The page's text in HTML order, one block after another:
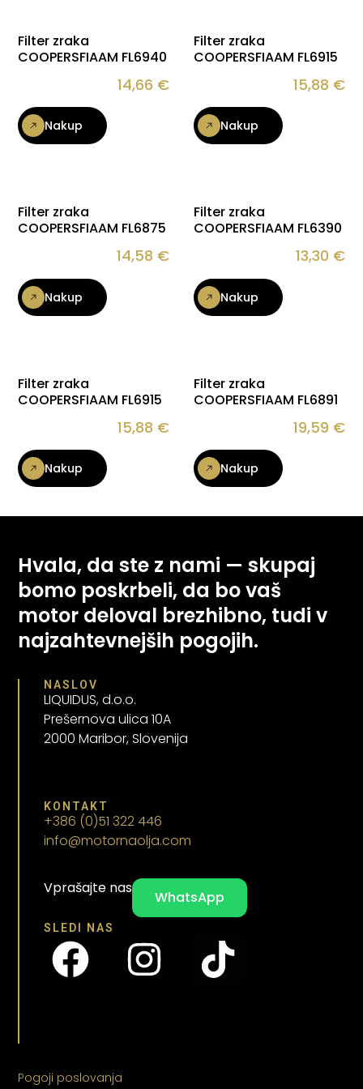
Filter zraka
COOPERSFIAAM FL6940
14,66 €
Nakup
Filter zraka
COOPERSFIAAM FL6915
15,88 €
Nakup
Filter zraka
COOPERSFIAAM FL6875
14,58 €
Nakup
Filter zraka
COOPERSFIAAM FL6390
13,30 €
Nakup
Filter zraka
COOPERSFIAAM FL6915
15,88 €
Nakup
Filter zraka
COOPERSFIAAM FL6891
19,59 €
Nakup
Hvala, da ste z nami — skupaj
bomo poskrbeli, da bo vaš
motor deloval brezhibno, tudi v
najzahtevnejših pogojih.
NASLOV
LIQUIDUS, d.o.o.
Prešernova ulica 10A
2000 Maribor, Slovenija
KONTAKT
+386 (0)51 322 446
info@motornaolja.com
Vprašajte nas
WhatsApp
SLEDI NAS
Pogoji poslovanja